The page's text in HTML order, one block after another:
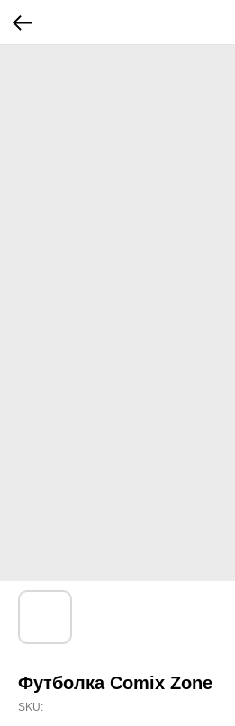
Футболка Comix Zone
SKU: